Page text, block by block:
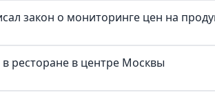
закон о мониторинге цен на
ресторане в центре Москвы